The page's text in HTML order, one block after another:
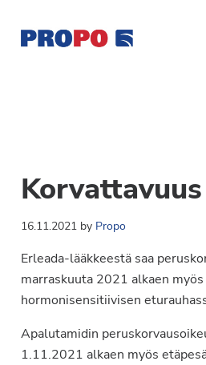
pääsisältöön
ensisijaiseen
sivupalkkiin
alatunnisteeseen
Ry
on
vuonna
1997.
Yhdistys
on
Syöpäyhdistyksen
jäsenjärjestö.
16.11.2021by Propo
Erleada-lääkkeestä saa
marraskuuta 2021 alkaen
hormonisensitiivisen
Apalutamidin
1.11.2021 alkaen myös